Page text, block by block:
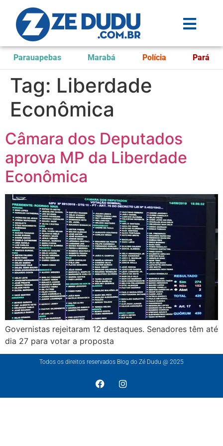
Parauapebas Marabá Polícia Pará
Tag: Liberdade
Econômica
Câmara dos Deputados
aprova MP da Liberdade
Econômica
Governistas rejeitaram 12 destaques. Senadores têm até
dia 27 para votar a proposta
Todos os direitos reservados Blog do Zé Dudu @ 2025